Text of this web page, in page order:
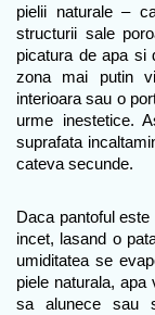
pielii naturale –
structurii sale
picatura de apa si
zona mai putin
interioara sau o
urme inestetice.
suprafata
cateva secunde.
Daca pantoful
incet, lasand o
umiditatea se
piele naturala,
sa alunece sau